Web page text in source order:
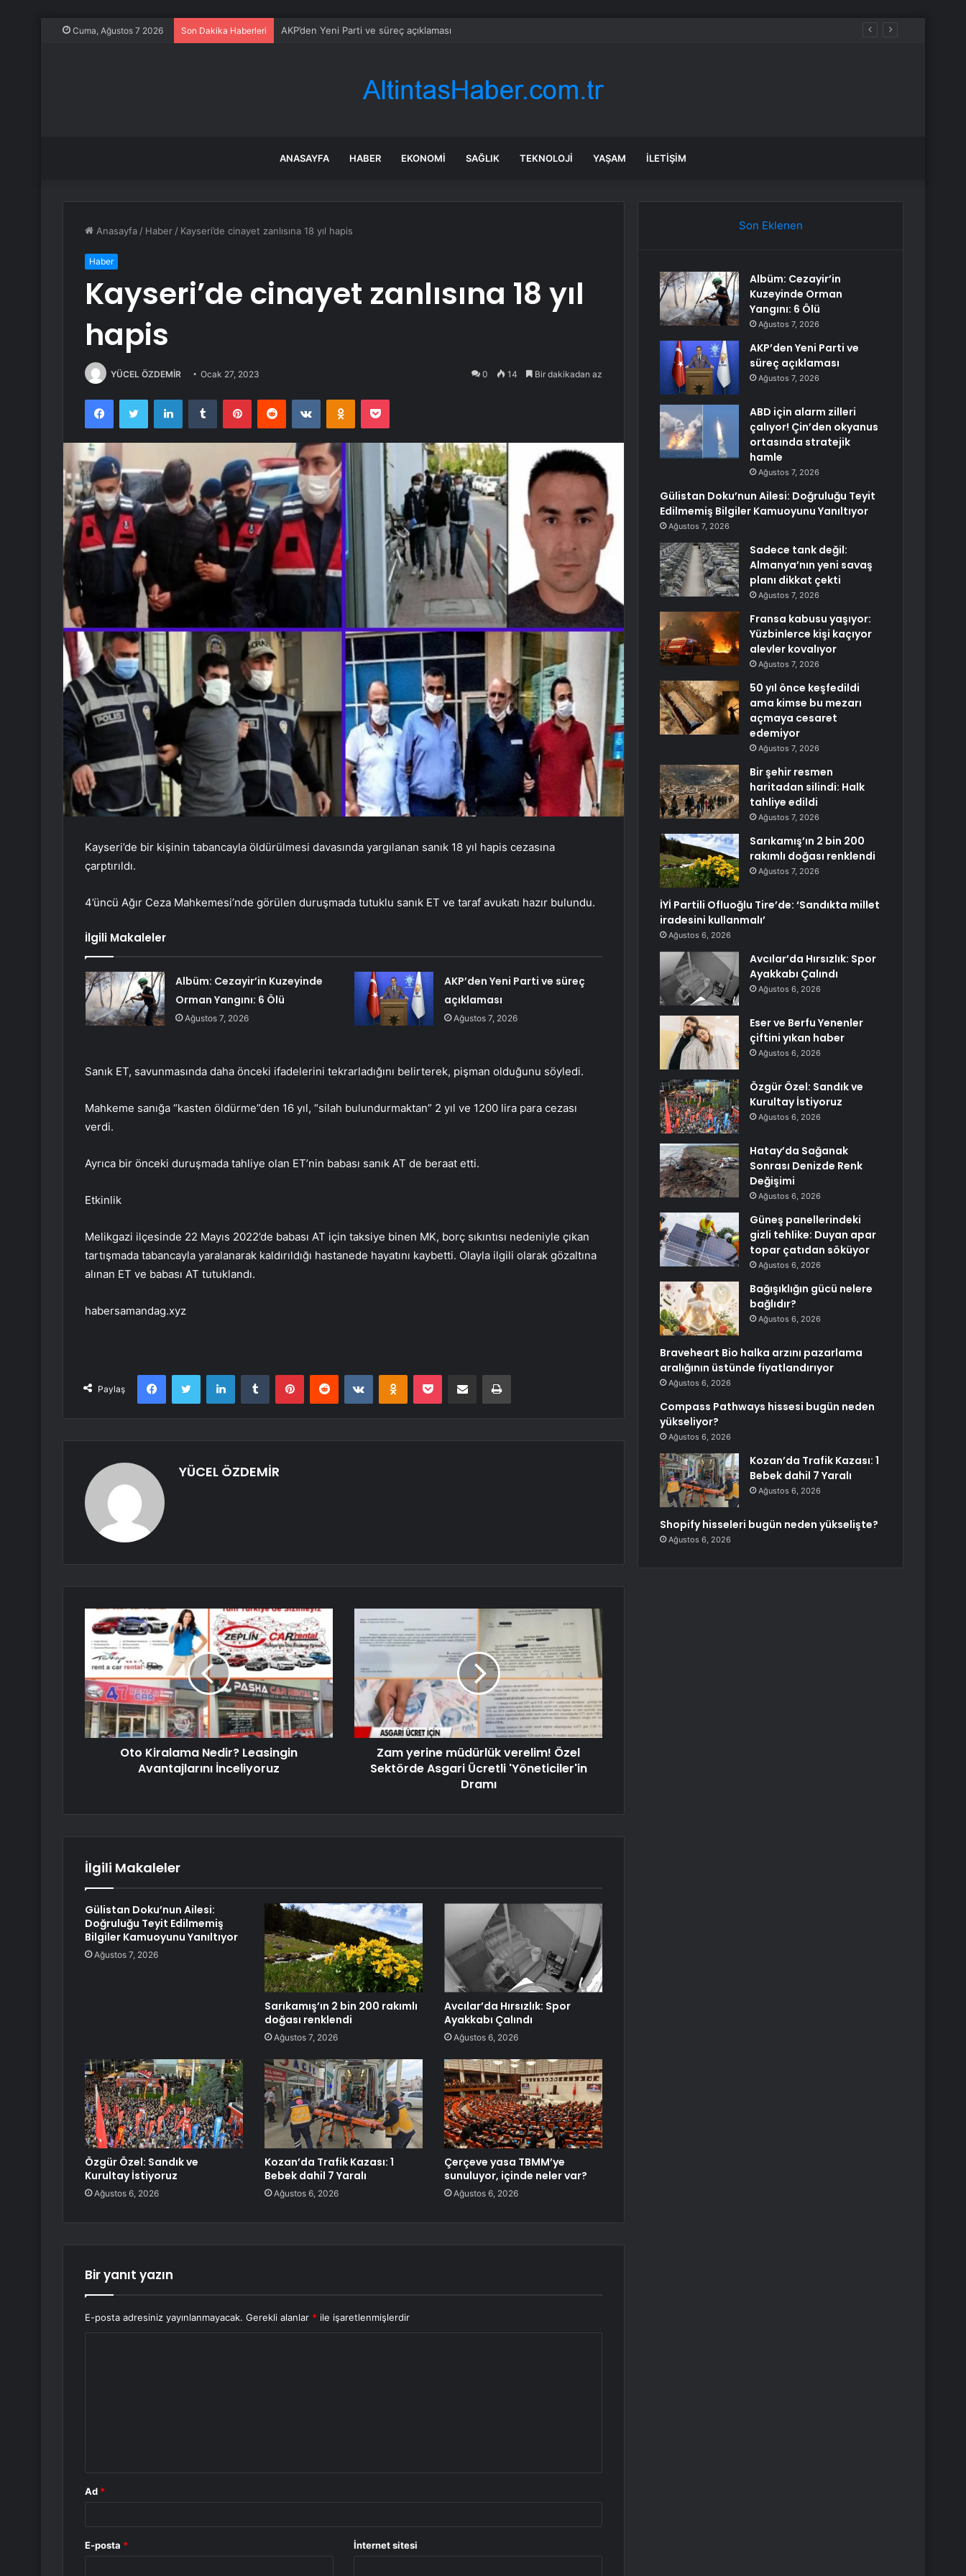
Cuma, Ağustos 7 2026 Son Dakika Haberleri AKP’den Yeni Parti ve süreç açıklaması
ANASAYFA HABER EKONOMI SAĞLIK TEKNOLOJI YAŞAM İLETIŞIM
Anasayfa / Haber / Kayseri’de cinayet zanlısına 18 yıl hapis
Haber
Kayseri’de cinayet zanlısına 18 yıl
hapis
YÜCEL ÖZDEMİR Ocak 27, 2023 0 14 Bir dakikadan az
FacebookTwitter LinkedInTumblr PinterestReddit VKontakteOdnoklassniki
Pocket
Kayseri’de bir kişinin tabancayla öldürülmesi davasında yargılanan sanık 18 yıl hapis cezasına
çarptırıldı.
4’üncü Ağır Ceza Mahkemesi’nde görülen duruşmada tutuklu sanık ET ve taraf avukatı hazır bulundu.
İlgili Makaleler
Albüm: Cezayir’in Kuzeyinde
Orman Yangını: 6 Ölü
Ağustos 7, 2026
AKP’den Yeni Parti ve süreç
açıklaması
Ağustos 7, 2026
Sanık ET, savunmasında daha önceki ifadelerini tekrarladığını belirterek, pişman olduğunu söyledi.
Mahkeme sanığa “kasten öldürme”den 16 yıl, “silah bulundurmaktan” 2 yıl ve 1200 lira para cezası
verdi.
Ayrıca bir önceki duruşmada tahliye olan ET’nin babası sanık AT de beraat etti.
Etkinlik
Melikgazi ilçesinde 22 Mayıs 2022’de babası AT için taksiye binen MK, borç sıkıntısı nedeniyle çıkan
tartışmada tabancayla yaralanarak kaldırıldığı hastanede hayatını kaybetti. Olayla ilgili olarak gözaltına
alınan ET ve babası AT tutuklandı.
habersamandag.xyz
Paylaş
FacebookTwitter LinkedInTumblr PinterestReddit VKontakteOdnoklassniki
Pocket E-Posta ile paylaş Yazdır
YÜCEL ÖZDEMİR
Oto Kiralama Nedir? Leasingin
Avantajlarını İnceliyoruz
Zam yerine müdürlük verelim! Özel
Sektörde Asgari Ücretli 'Yöneticiler'in
Dramı
İlgili Makaleler
Gülistan Doku’nun Ailesi:
Doğruluğu Teyit Edilmemiş
Bilgiler Kamuoyunu Yanıltıyor
Ağustos 7, 2026
Sarıkamış’ın 2 bin 200 rakımlı
doğası renklendi
Ağustos 7, 2026
Avcılar’da Hırsızlık: Spor
Ayakkabı Çalındı
Ağustos 6, 2026
Özgür Özel: Sandık ve
Kurultay İstiyoruz
Ağustos 6, 2026
Kozan’da Trafik Kazası: 1
Bebek dahil 7 Yaralı
Ağustos 6, 2026
Çerçeve yasa TBMM’ye
sunuluyor, içinde neler var?
Ağustos 6, 2026
Bir yanıt yazın
E-posta adresiniz yayınlanmayacak. Gerekli alanlar * ile işaretlenmişlerdir
Ad *
E-posta * İnternet sitesi
Son Eklenen
Albüm: Cezayir’in
Kuzeyinde Orman
Yangını: 6 Ölü
Ağustos 7, 2026
AKP’den Yeni Parti ve
süreç açıklaması
Ağustos 7, 2026
ABD için alarm zilleri
çalıyor! Çin’den okyanus
ortasında stratejik
hamle
Ağustos 7, 2026
Gülistan Doku’nun Ailesi: Doğruluğu Teyit
Edilmemiş Bilgiler Kamuoyunu Yanıltıyor
Ağustos 7, 2026
Sadece tank değil:
Almanya’nın yeni savaş
planı dikkat çekti
Ağustos 7, 2026
Fransa kabusu yaşıyor:
Yüzbinlerce kişi kaçıyor
alevler kovalıyor
Ağustos 7, 2026
50 yıl önce keşfedildi
ama kimse bu mezarı
açmaya cesaret
edemiyor
Ağustos 7, 2026
Bir şehir resmen
haritadan silindi: Halk
tahliye edildi
Ağustos 7, 2026
Sarıkamış’ın 2 bin 200
rakımlı doğası renklendi
Ağustos 7, 2026
İYİ Partili Ofluoğlu Tire’de: ‘Sandıkta millet
iradesini kullanmalı’
Ağustos 6, 2026
Avcılar’da Hırsızlık: Spor
Ayakkabı Çalındı
Ağustos 6, 2026
Eser ve Berfu Yenenler
çiftini yıkan haber
Ağustos 6, 2026
Özgür Özel: Sandık ve
Kurultay İstiyoruz
Ağustos 6, 2026
Hatay’da Sağanak
Sonrası Denizde Renk
Değişimi
Ağustos 6, 2026
Güneş panellerindeki
gizli tehlike: Duyan apar
topar çatıdan söküyor
Ağustos 6, 2026
Bağışıklığın gücü nelere
bağlıdır?
Ağustos 6, 2026
Braveheart Bio halka arzını pazarlama
aralığının üstünde fiyatlandırıyor
Ağustos 6, 2026
Compass Pathways hissesi bugün neden
yükseliyor?
Ağustos 6, 2026
Kozan’da Trafik Kazası: 1
Bebek dahil 7 Yaralı
Ağustos 6, 2026
Shopify hisseleri bugün neden yükselişte?
Ağustos 6, 2026